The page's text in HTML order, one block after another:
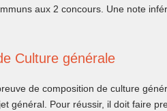
aux 2 concours. Une note
Culture générale
de composition de culture
général. Pour réussir, il doit faire